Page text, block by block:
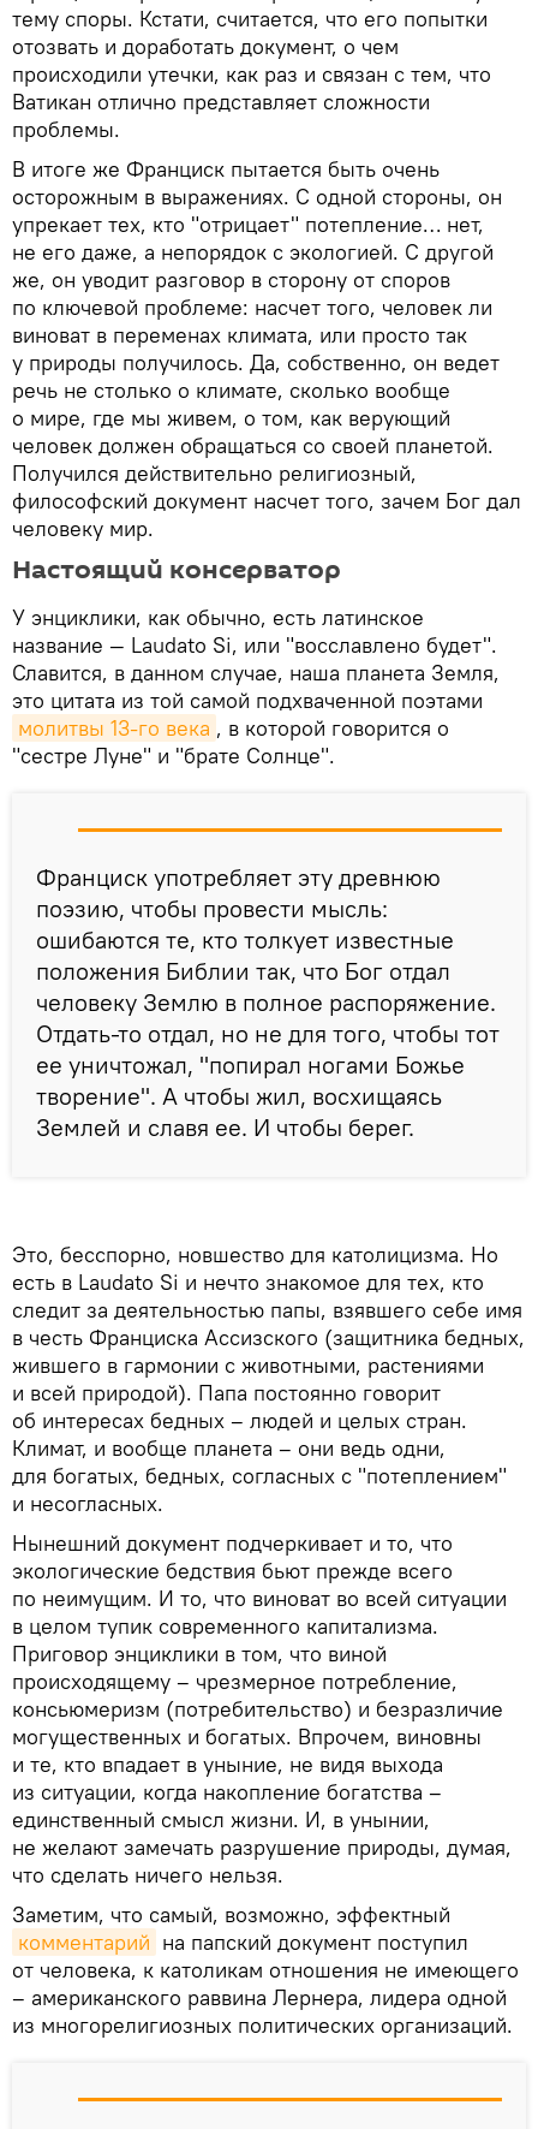
тему споры. Кстати, считается, что его попытки
отозвать и доработать документ, о чем
происходили утечки, как раз и связан с тем, что
Ватикан отлично представляет сложности
проблемы.
В итоге же Франциск пытается быть очень
осторожным в выражениях. С одной стороны, он
упрекает тех, кто "отрицает" потепление… нет,
не его даже, а непорядок с экологией. С другой
же, он уводит разговор в сторону от споров
по ключевой проблеме: насчет того, человек ли
виноват в переменах климата, или просто так
у природы получилось. Да, собственно, он ведет
речь не столько о климате, сколько вообще
о мире, где мы живем, о том, как верующий
человек должен обращаться со своей планетой.
Получился действительно религиозный,
философский документ насчет того, зачем Бог дал
человеку мир.
Настоящий консерватор
У энциклики, как обычно, есть латинское
название — Laudato Si, или "восславлено будет".
Славится, в данном случае, наша планета Земля,
это цитата из той самой подхваченной поэтами
молитвы 13-го века , в которой говорится о
"сестре Луне" и "брате Солнце".
Франциск употребляет эту древнюю
поэзию, чтобы провести мысль:
ошибаются те, кто толкует известные
положения Библии так, что Бог отдал
человеку Землю в полное распоряжение.
Отдать-то отдал, но не для того, чтобы тот
ее уничтожал, "попирал ногами Божье
творение". А чтобы жил, восхищаясь
Землей и славя ее. И чтобы берег.
Это, бесспорно, новшество для католицизма. Но
есть в Laudato Si и нечто знакомое для тех, кто
следит за деятельностью папы, взявшего себе имя
в честь Франциска Ассизского (защитника бедных,
жившего в гармонии с животными, растениями
и всей природой). Папа постоянно говорит
об интересах бедных – людей и целых стран.
Климат, и вообще планета – они ведь одни,
для богатых, бедных, согласных с "потеплением"
и несогласных.
Нынешний документ подчеркивает и то, что
экологические бедствия бьют прежде всего
по неимущим. И то, что виноват во всей ситуации
в целом тупик современного капитализма.
Приговор энциклики в том, что виной
происходящему – чрезмерное потребление,
консьюмеризм (потребительство) и безразличие
могущественных и богатых. Впрочем, виновны
и те, кто впадает в уныние, не видя выхода
из ситуации, когда накопление богатства –
единственный смысл жизни. И, в унынии,
не желают замечать разрушение природы, думая,
что сделать ничего нельзя.
Заметим, что самый, возможно, эффектный
комментарий на папский документ поступил
от человека, к католикам отношения не имеющего
– американского раввина Лернера, лидера одной
из многорелигиозных политических организаций.